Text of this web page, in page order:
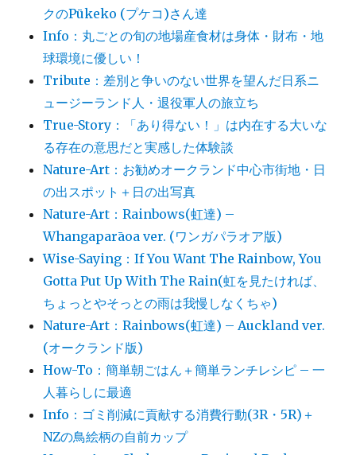
クのPūkeko (プケコ)さん達
Info：丸ごとの旬の地場産食材は身体・財布・地
球環境に優しい！
Tribute：差別と争いのない世界を望んだ日系ニ
ュージーランド人・退役軍人の旅立ち
True-Story：「あり得ない！」は内在する大いな
る存在の意思だと実感した体験談
Nature-Art：お勧めオークランド中心市街地・日
の出スポット＋日の出写真
Nature-Art：Rainbows(虹達) –
Whangaparāoa ver. (ワンガパラオア版)
Wise-Saying：If You Want The Rainbow, You
Gotta Put Up With The Rain(虹を見たければ、
ちょっとやそっとの雨は我慢しなくちゃ)
Nature-Art：Rainbows(虹達) – Auckland ver.
(オークランド版)
How-To：簡単朝ごはん＋簡単ランチレシピ – 一
人暮らしに最適
Info：ゴミ削減に貢献する消費行動(3R・5R)＋
NZの鳥絵柄の自前カップ